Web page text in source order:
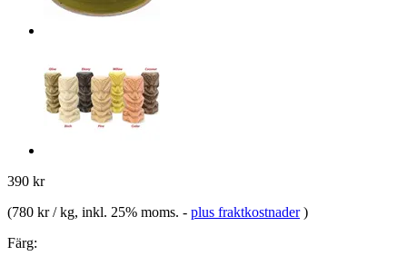
390 kr
(780 kr / kg, inkl. 25% moms. - plus fraktkostnader )
Färg: